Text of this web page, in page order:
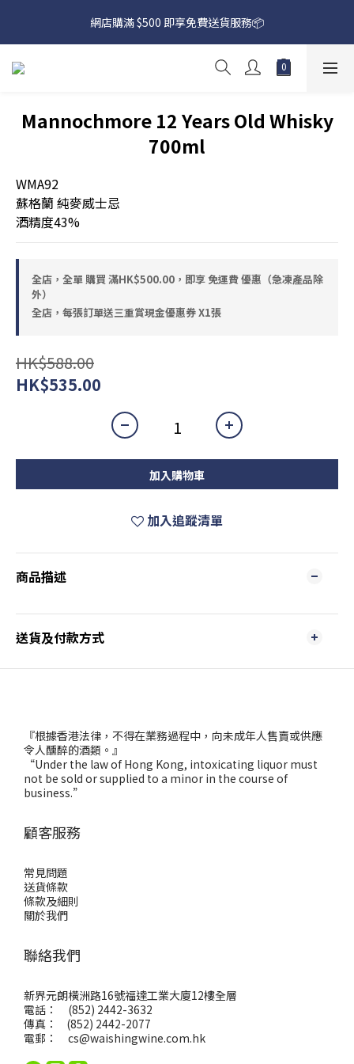
網店購滿 $500 即享免費送貨服務📦
網店購滿 $500 即享免費送貨服務📦
下載【偉成洋酒】手機應用程式，無條件送你高達$80買酒現金劵
網店購滿 $500 即享免費送貨服務📦
Mannochmore 12 Years Old Whisky
700ml
WMA92
蘇格蘭 純麥威士忌
酒精度43%
全店，全單 購買 滿HK$500.00，即享 免運費 優惠（急凍產品除
外）
全店，每張訂單送三重賞現金優惠券 X1張
HK$588.00
HK$535.00
加入購物車
加入追蹤清單
商品描述
送貨及付款方式
『根據香港法律，不得在業務過程中，向未成年人售賣或供應
令人醺醉的酒類。』
“Under the law of Hong Kong, intoxicating liquor must
not be sold or supplied to a minor in the course of
business.”
顧客服務
常見問題
送貨條款
條款及細則
關於我們
聯絡我們
新界元朗橫洲路16號福達工業大廈12樓全層
電話： (852) 2442-3632
傳真： (852) 2442-2077
電郵： cs@waishingwine.com.hk